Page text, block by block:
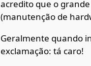
acredito que o
(manutenção de
Geralmente quando
exclamação: tá caro!